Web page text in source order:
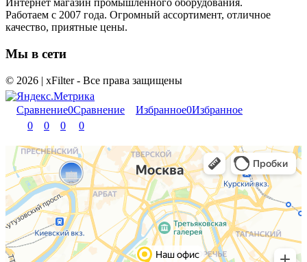
Интернет магазин промышленного оборудования.
Работаем с 2007 года. Огромный ассортимент, отличное
качество, приятные цены.
Мы в сети
© 2026 | xFilter - Все права защищены
Сравнение0Сравнение Избранное0Избранное
0
0 0 0